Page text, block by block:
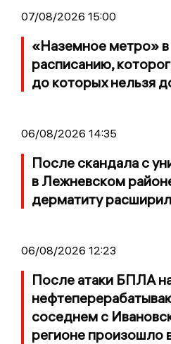
07/08/2026 15:00
«Наземное метро»
расписанию,
до которых нельзя
06/08/2026 14:35
После скандала с
в Лежневском
дерматиту
06/08/2026 12:23
После атаки БПЛА
соседнем с
регионе произошло